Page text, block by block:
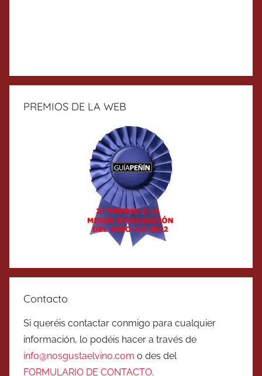
PREMIOS DE LA WEB
Contacto
Si queréis contactar conmigo para cualquier
información, lo podéis hacer a través de
info@nosgustaelvino.com o des del
FORMULARIO DE CONTACTO.